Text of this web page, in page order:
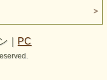
｜ PC